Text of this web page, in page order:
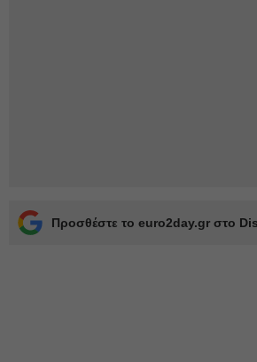
Προσθέστε το euro2day.gr στο